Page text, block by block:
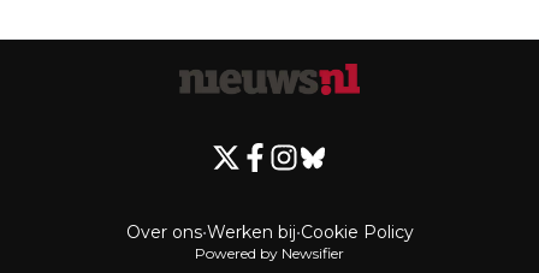
Over ons•Werken bij•Cookie Policy
Powered by Newsifier